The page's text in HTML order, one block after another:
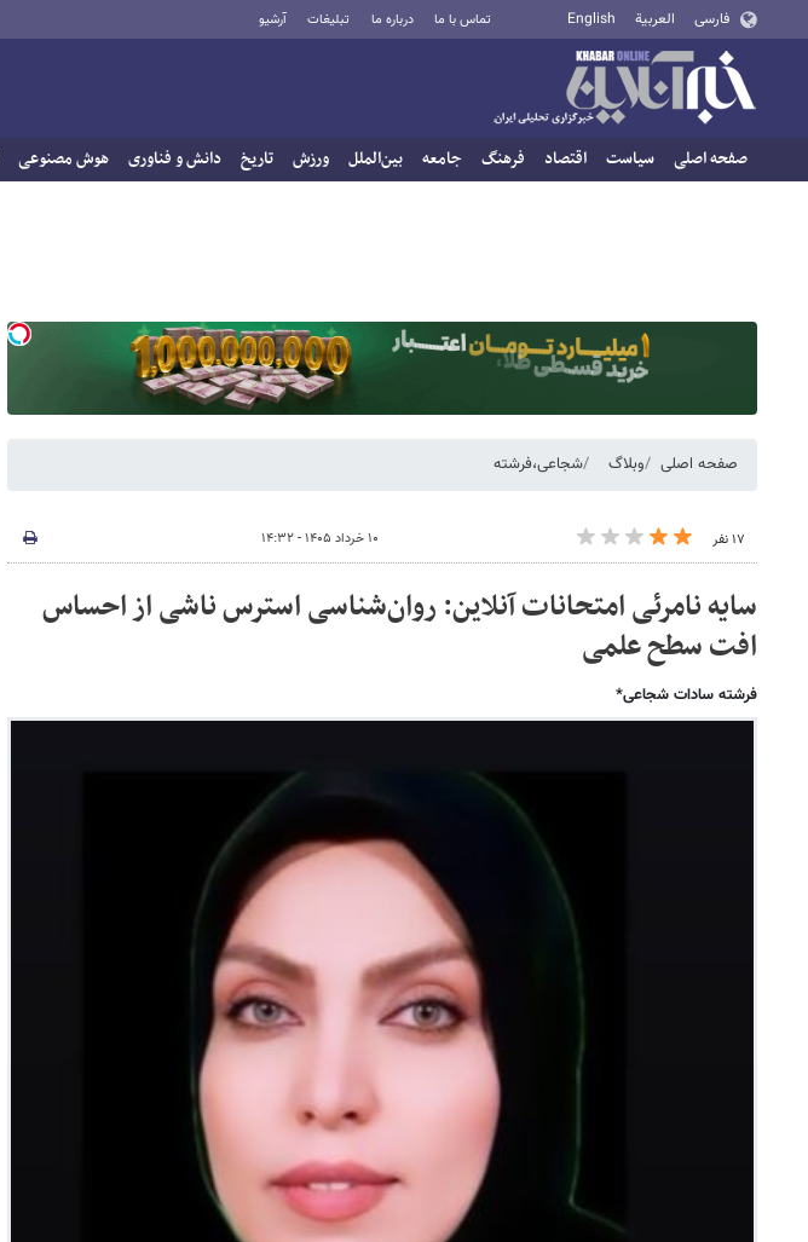
فارسی العربية English تماس با ما درباره ما تبلیغات آرشیو
صفحه اصلی سیاست اقتصاد فرهنگ جامعه بین‌الملل ورزش تاریخ دانش و فناوری هوش مصنوعی
صفحه اصلی وبلاگ شجاعی،فرشته
۱۷ نفر ۱۰ خرداد ۱۴۰۵ - ۱۴:۳۲
سایه نامرئی امتحانات آنلاین: روان‌شناسی استرس ناشی از احساس
افت سطح علمی
فرشته سادات شجاعی*